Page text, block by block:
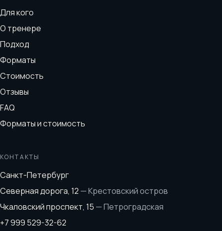
Для кого
О тренере
Подход
Форматы
Стоимость
Отзывы
FAQ
Форматы и стоимость
КОНТАКТЫ
Санкт-Петербург
Северная дорога, 12 —Крестовский остров
Чкаловский проспект, 15 —Петроградская
+7 999 529-32-62